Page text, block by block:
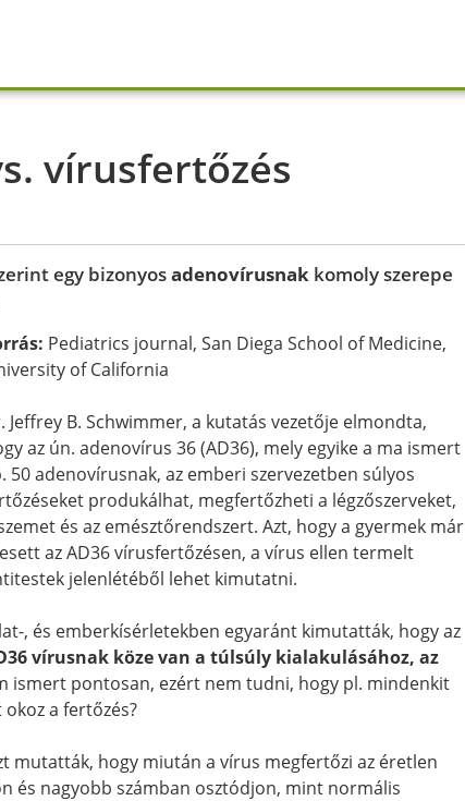
vírusfertőzés
egy bizonyosadenovírusnak komoly szerepe
Pediatrics journal, San Diega School of Medicine,
of California
Jeffrey B. Schwimmer, a kutatás vezetője elmondta,
az ún. adenovírus 36 (AD36), mely egyike a ma ismert
50 adenovírusnak, az emberi szervezetben súlyos
produkálhat, megfertőzheti a légzőszerveket,
és az emésztőrendszert. Azt, hogy a gyermek már
az AD36 vírusfertőzésen, a vírus ellen termelt
jelenlétéből lehet kimutatni.
, és emberkísérletekben egyaránt kimutatták, hogy az
vírusnak köze van a túlsúly kialakulásához, az
ismert pontosan, ezért nem tudni, hogy pl. mindenkit
a fertőzés?
mutatták, hogy miután a vírus megfertőzi az éretlen
és nagyobb számban osztódjon, mint normális